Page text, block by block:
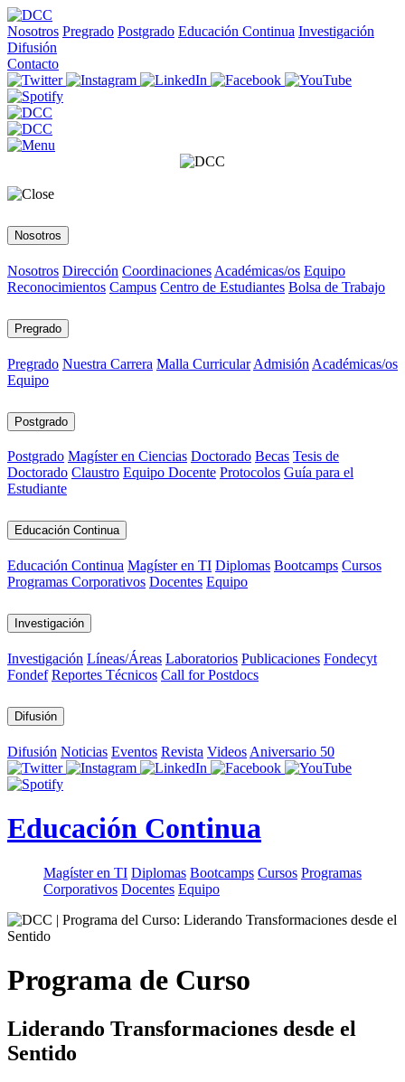
Nosotros Pregrado Postgrado Educación Continua Investigación
Difusión
Contacto
Nosotros
Nosotros Dirección Coordinaciones Académicas/os Equipo
Reconocimientos Campus Centro de Estudiantes Bolsa de Trabajo
Pregrado
Pregrado Nuestra Carrera Malla Curricular Admisión Académicas/os
Equipo
Postgrado
Postgrado Magíster en Ciencias Doctorado Becas Tesis de
Doctorado Claustro Equipo Docente Protocolos Guía para el
Estudiante
Educación Continua
Educación Continua Magíster en TI Diplomas Bootcamps Cursos
Programas Corporativos Docentes Equipo
Investigación
Investigación Líneas/Áreas Laboratorios Publicaciones Fondecyt
Fondef Reportes Técnicos Call for Postdocs
Difusión
Difusión Noticias Eventos Revista Videos Aniversario 50
Educación Continua
Magíster en TI Diplomas Bootcamps Cursos Programas
Corporativos Docentes Equipo
Programa de Curso
Liderando Transformaciones desde el
Sentido